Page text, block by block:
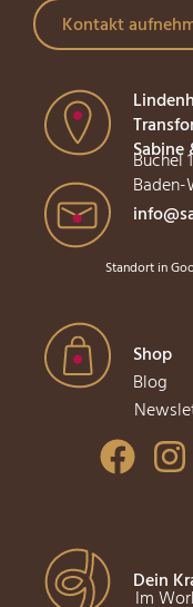
Dein
Im
Shop
Blog
Sabine
Büchel
Standort in
Kontakt